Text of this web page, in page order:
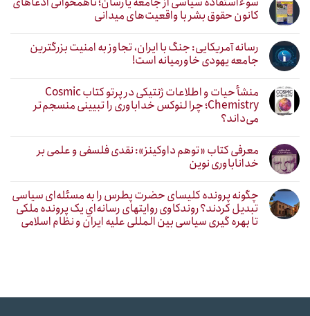
کانون حقوق بشر با واقعیت‌های میدانی
رسانه آمریکایی: جنگ با ایران، تجاوز به امنیت بزرگترین
جامعه یهودی خاورمیانه است!
منشأ حیات و اطلاعات ژنتیکی در پرتو کتاب Cosmic
Chemistry؛ چرا لنوکس خداباوری را تبیینی منسجم‌تر
می‌داند؟
معرفی کتاب «توهم داوکینز»: نقدی فلسفی و علمی بر
خداناباوری نوین
چگونه پرونده کلیسای حضرت پطرس را به مسئله‌ای سیاسی
تبدیل کردند؟ روندکاوی روایتهای رسانه‌ایِ یک پرونده ملکی
تا بهره گیری سیاسی بین المللی علیه ایران و نظام اسلامی